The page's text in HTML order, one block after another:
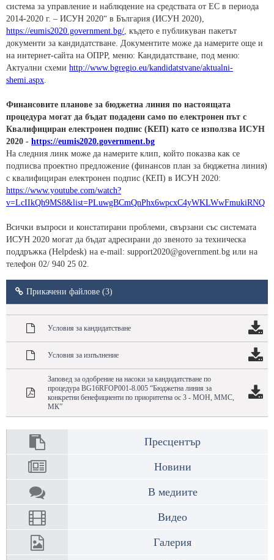
система за управление и наблюдение на средствата от ЕС в периода
2014-2020 г. – ИСУН 2020“ в България (ИСУН 2020),
https://eumis2020.government.bg/, където е публикуван пакетът
документи за кандидатстване. Документите може да намерите още и
на интернет-сайта на ОПРР, меню: Кандидатстване, под меню:
Актуални схеми http://www.bgregio.eu/kandidatstvane/aktualni-
shemi.aspx.
Финансовите планове за бюджетна линия по настоящата
процедура могат да бъдат подадени само по електронен път с
Квалифициран електронен подпис (КЕП) като се използва ИСУН
2020 - https://eumis2020.government.bg
На следния линк може да намерите клип, който показва как се
подписва проектно предложение (финансов план за бюджетна линия)
с квалифициран електронен подпис (КЕП) в ИСУН 2020:
https://www.youtube.com/watch?
v=LcIIkQh9MS8&list=PLuwgBCmQnPhx6wpcxC4yWKLWwFmukiRNQ
Всички въпроси и констатирани проблеми, свързани със системата
ИСУН 2020 могат да бъдат адресирани до звеното за техническа
поддръжка (Helpdesk) на e-mail: support2020@government.bg или на
телефон 02/ 940 25 02.
Прикачени файлове (3)
Условия за кандидатстване
Условия за изпълнение
Заповед за одобрение на насоки за кандидатстване по
процедура BG16RFOP001-8.005 “Бюджетна линия за
конкретни бенефициенти по приоритетна ос 3 - МОН, МMС,
МК”
Пресцентър
Новини
В медиите
Видео
Галерия